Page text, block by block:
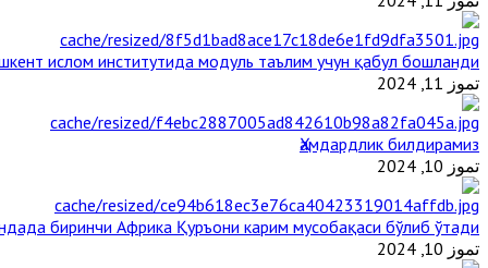
ислом институтида модуль таълим учун қабул бошланди
تموز 11, 2024
Ҳамдардлик билдирамиз
تموز 10, 2024
биринчи Aфрика Қуръони карим мусобақаси бўлиб ўтади
تموز 10, 2024